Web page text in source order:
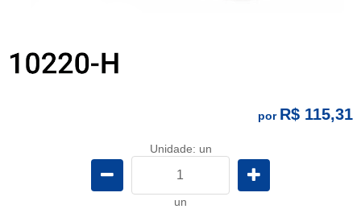
por R$ 115,31
Unidade: un
un